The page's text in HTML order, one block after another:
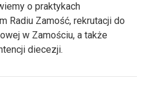
o praktykach
Radiu Zamość, rekrutacji do
w Zamościu, a także
diecezji.